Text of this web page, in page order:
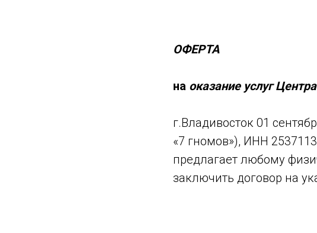
ОФЕРТА
на оказание услуг
г.Владивосток 01
«7 гномов»), ИНН
предлагает любому
заключить договор на